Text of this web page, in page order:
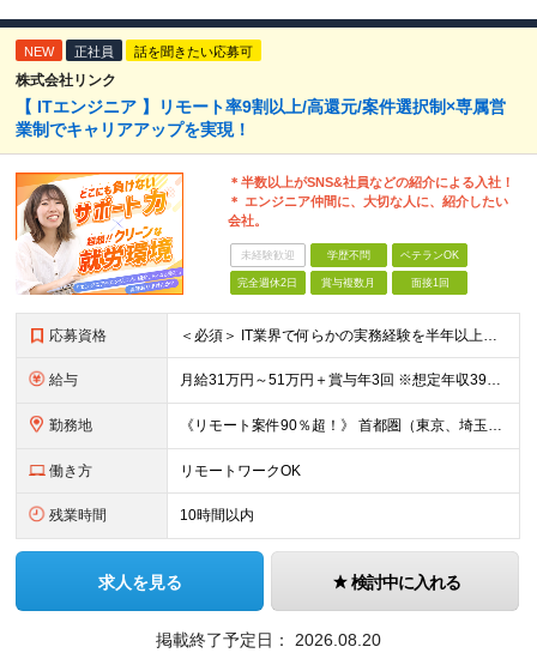
NEW 正社員 話を聞きたい応募可
株式会社リンク
【 ITエンジニア 】リモート率9割以上/高還元/案件選択制×専属営
業制でキャリアアップを実現！
＊半数以上がSNS&社員などの紹介による入社！
＊ エンジニア仲間に、大切な人に、紹介したい
会社。
未経験歓迎 学歴不問 ベテランOK
完全週休2日 賞与複数月 面接1回
応募資格 ＜必須＞ IT業界で何らかの実務経験を半年以上お持ちの方（使用言語不問） ＜こんなご希望があれば、ぜひ当社にご相談ください＞ ◎ スキルや成果にしっかり見合った給与を受け取りたい ◎ 残業を
給与 月給31万円～51万円＋賞与年3回 ※想定年収394万円～1,032万円 ★年間300万円の賞与実績あり ★平均昇給額3万円 ★エンジニアへの還元率75％（実質78.9%） ※経験・能力を考慮し
勤務地 《リモート案件90％超！》 首都圏（東京、埼玉、千葉、神奈川）、大阪、名古屋、福岡のプロジェクト先やリモートでの勤務となります。 ※面接から入社まで全てオンラインで完結できます！ ※帰社日自
働き方 リモートワークOK
残業時間 10時間以内
求人を見る 検討中に入れる
掲載終了予定日： 2026.08.20